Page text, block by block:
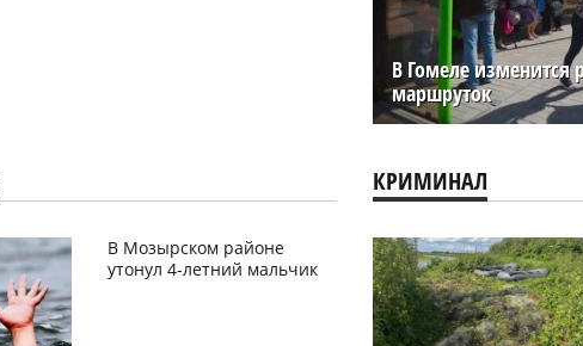
В Гомеле изменится
маршруток
В Мозырском районе
утонул 4-летний мальчик
КРИМИНАЛ